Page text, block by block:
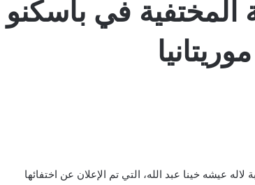
المختفية في باسكنو
عيشه خينا عبد الله، التي تم الإعلان عن اختفائها